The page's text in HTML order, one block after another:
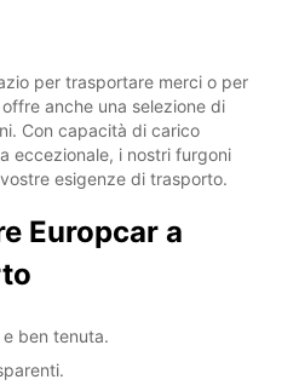
per trasportare merci o per
anche una selezione di
Con capacità di carico
eccezionale, i nostri furgoni
esigenze di trasporto.
Europcar a
ben tenuta.